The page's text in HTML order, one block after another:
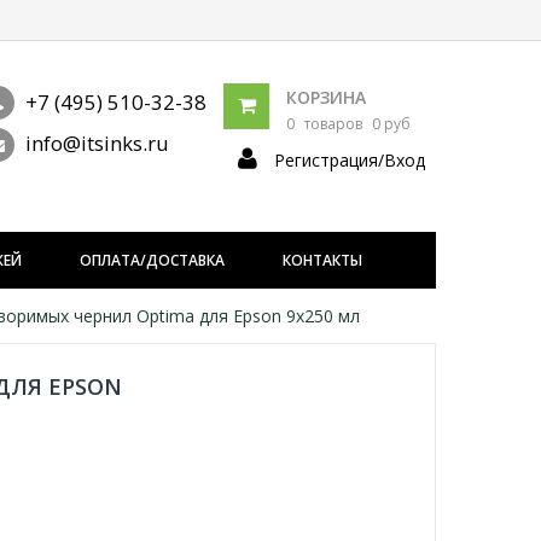
+7 (495) 510-32-38
info@itsinks.ru
КОРЗИНА
0 товаров 0 руб
Регистрация/Вход
ОПЛАТА/ДОСТАВКА КОНТАКТЫ
чернил Optima для Epson 9x250 мл
EPSON